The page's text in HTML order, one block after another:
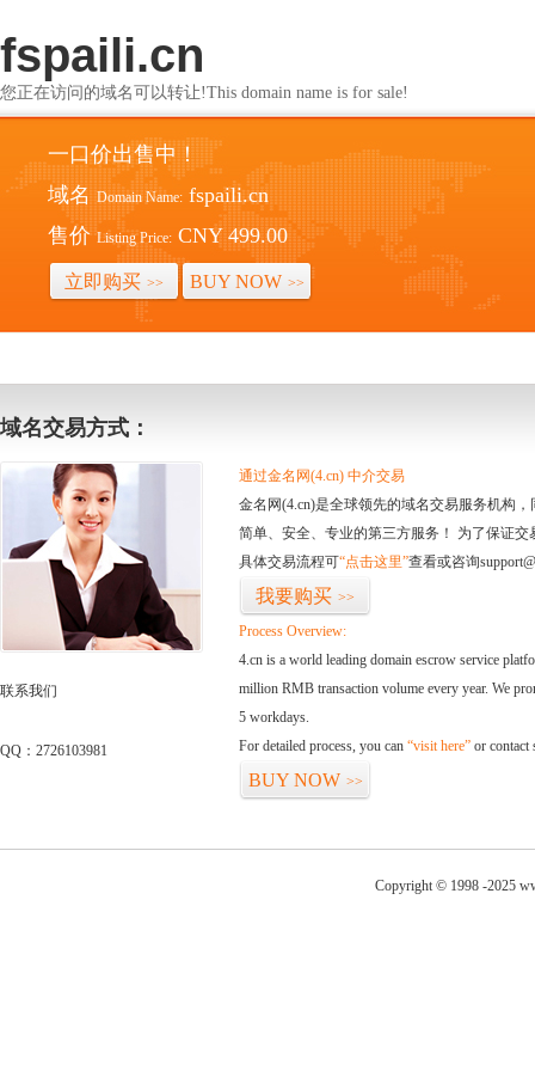
fspaili.cn
您正在访问的域名可以转让!This domain name is for sale!
一口价出售中！
域名 Domain Name: fspaili.cn
售价 Listing Price: CNY 499.00
立即购买 >> BUY NOW >>
域名交易方式：
联系我们
QQ：2726103981
通过金名网(4.cn) 中介交易
金名网(4.cn)是全球领先的域名交易服务机构
简单、安全、专业的第三方服务！ 为了保证
具体交易流程可“点击这里”查看或咨询
我要购买 >>
Process Overview:
4.cn is a world leading domain escrow service
million RMB transaction volume every year. We
5 workdays.
For detailed process, you can “visit here” or contact
BUY NOW >>
Copyright © 1998 -2025